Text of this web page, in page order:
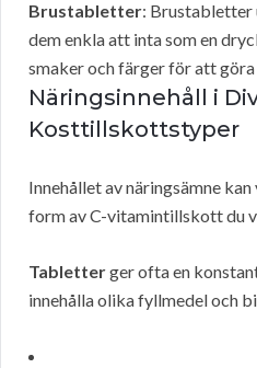
Brustabletter: Brustabletter
dem enkla att inta som en
smaker och färger för att
Näringsinnehåll i
Kosttillskottstyper
Innehållet av näringsämne
form av C-vitamintillskott du
Tabletterger ofta en
innehålla olika fyllmedel och